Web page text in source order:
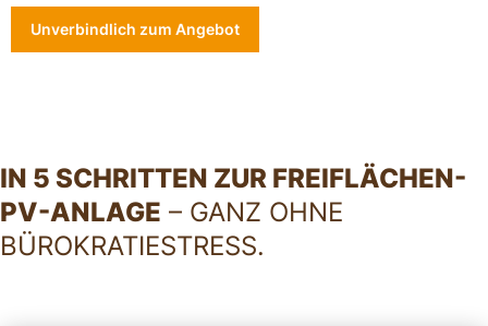
Unverbindlich zum Angebot
IN 5 SCHRITTEN ZUR FREIFLÄCHEN-
PV-ANLAGE – GANZ OHNE
BÜROKRATIESTRESS.